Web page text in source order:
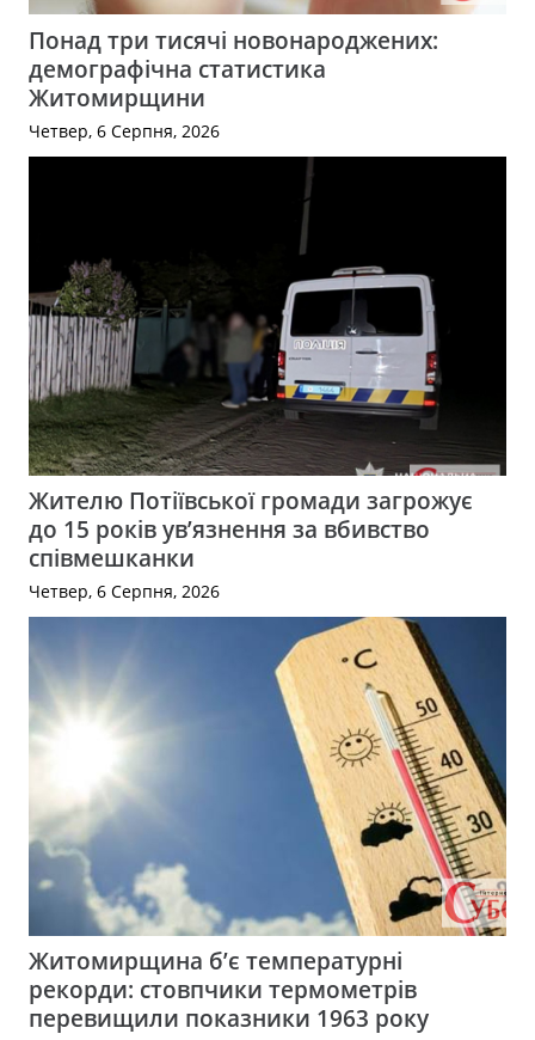
Понад три тисячі новонароджених:
демографічна статистика
Житомирщини
Четвер, 6 Серпня, 2026
Жителю Потіївської громади загрожує
до 15 років ув’язнення за вбивство
співмешканки
Четвер, 6 Серпня, 2026
Житомирщина б’є температурні
рекорди: стовпчики термометрів
перевищили показники 1963 року